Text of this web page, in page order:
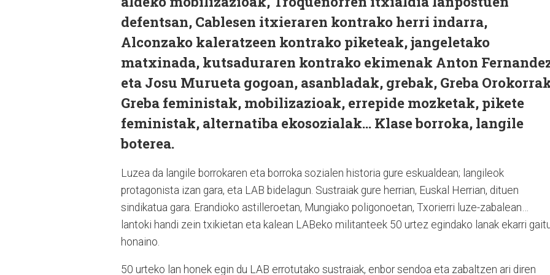
defentsan, Cablesen itxieraren kontrako herri indarra,
Alconzako kaleratzeen kontrako piketeak, jangeletako
matxinada, kutsaduraren kontrako ekimenak Anton
eta Josu Murueta gogoan, asanbladak, grebak, Greba
Greba feministak, mobilizazioak, errepide mozketak, pikete
feministak, alternatiba ekosozialak... Klase borroka, langile
boterea.
Luzea da langile borrokaren eta borroka sozialen historia gure eskualdean; langileok
protagonista izan gara, eta LAB bidelagun. Sustraiak gure herrian, Euskal Herrian, dituen
sindikatua gara. Erandioko astilleroetan, Mungiako poligonoetan, Txorierri luze-zabalean…
lantoki handi zein txikietan eta kalean LABeko militanteek 50 urtez egindako lanak ekarri
honaino.
50 urteko lan honek egin du LAB errotutako sustraiak, enbor sendoa eta zabaltzen ari diren